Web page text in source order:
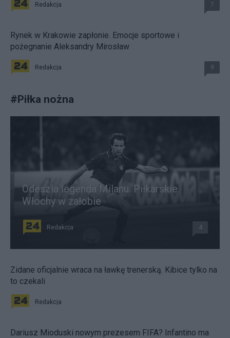
Redakcja 7
Rynek w Krakowie zapłonie. Emocje sportowe i
pożegnanie Aleksandry Mirosław
Redakcja 9
#Piłka nożna
Odeszła legenda Milanu. Piłkarskie
Włochy w żałobie
Redakcja 4
Zidane oficjalnie wraca na ławkę trenerską. Kibice tylko na
to czekali
Redakcja
Dariusz Mioduski nowym prezesem FIFA? Infantino ma